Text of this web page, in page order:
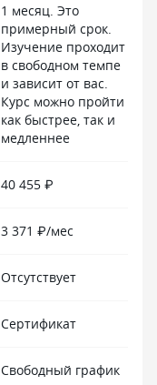
1 месяц. Это
примерный срок.
Изучение проходит
в свободном темпе
и зависит от вас.
Курс можно пройти
как быстрее, так и
медленнее
40 455 ₽
3 371 ₽/мес
Отсутствует
Сертификат
Свободный график